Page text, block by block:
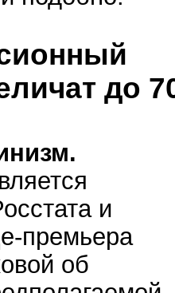
до
и
премьера
об